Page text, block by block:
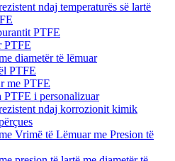
ndaj temperaturës së lartë
PTFE
PTFE
diametër të lëmuar
PTFE
me PTFE
PTFE i personalizuar
ndaj korrozionit kimik
Vrimë të Lëmuar me Presion të